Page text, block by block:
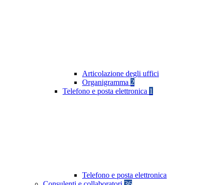
Articolazione degli uffici
Organigramma 2
Telefono e posta elettronica 1
Telefono e posta elettronica